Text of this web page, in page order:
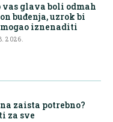
vas glava boli odmah
buđenja, uzrok bi
iznenaditi
2026.
zaista potrebno?
za sve